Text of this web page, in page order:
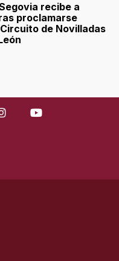
recibe a
proclamarse
de Novilladas